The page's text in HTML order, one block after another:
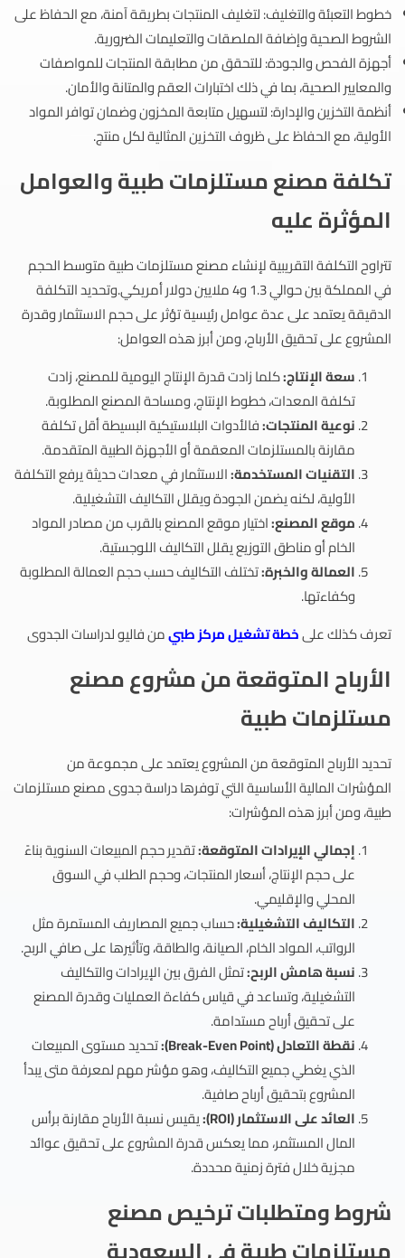
خطوط التعبئة والتغليف: لتغليف المنتجات بطريقة آمنة، مع الحفاظ على
الشروط الصحية وإضافة الملصقات والتعليمات الضرورية.
أجهزة الفحص والجودة: للتحقق من مطابقة المنتجات للمواصفات
والمعايير الصحية، بما في ذلك اختبارات العقم والمتانة والأمان.
أنظمة التخزين والإدارة: لتسهيل متابعة المخزون وضمان توافر المواد
الأولية، مع الحفاظ على ظروف التخزين المثالية لكل منتج.
تكلفة مصنع مستلزمات طبية والعوامل
المؤثرة عليه
تتراوح التكلفة التقريبية لإنشاء مصنع مستلزمات طبية متوسط الحجم
في المملكة بين حوالي 1.3 و4 ملايين دولار أمريكي.وتحديد التكلفة
الدقيقة يعتمد على عدة عوامل رئيسية تؤثر على حجم الاستثمار وقدرة
المشروع على تحقيق الأرباح، ومن أبرز هذه العوامل:
سعة الإنتاج:كلما زادت قدرة الإنتاج اليومية للمصنع، زادت
تكلفة المعدات، خطوط الإنتاج، ومساحة المصنع المطلوبة.
نوعية المنتجات:فالأدوات البلاستيكية البسيطة أقل تكلفة
مقارنة بالمستلزمات المعقمة أو الأجهزة الطبية المتقدمة.
التقنيات المستخدمة:الاستثمار في معدات حديثة يرفع التكلفة
الأولية، لكنه يضمن الجودة ويقلل التكاليف التشغيلية.
موقع المصنع:اختيار موقع المصنع بالقرب من مصادر المواد
الخام أو مناطق التوزيع يقلل التكاليف اللوجستية.
العمالة والخبرة:تختلف التكاليف حسب حجم العمالة المطلوبة
وكفاءتها.
تعرف كذلك علىخطة تشغيل مركز طبيمن فاليو لدراسات الجدوى
الأرباح المتوقعة من مشروع مصنع
مستلزمات طبية
تحديد الأرباح المتوقعة من المشروع يعتمد على مجموعة من
المؤشرات المالية الأساسية التي توفرها دراسة جدوى مصنع مستلزمات
طبية، ومن أبرز هذه المؤشرات:
إجمالي الإيرادات المتوقعة:تقدير حجم المبيعات السنوية بناءً
على حجم الإنتاج، أسعار المنتجات، وحجم الطلب في السوق
المحلي والإقليمي.
التكاليف التشغيلية:حساب جميع المصاريف المستمرة مثل
الرواتب، المواد الخام، الصيانة، والطاقة، وتأثيرها على صافي الربح.
نسبة هامش الربح:تمثل الفرق بين الإيرادات والتكاليف
التشغيلية، وتساعد في قياس كفاءة العمليات وقدرة المصنع
على تحقيق أرباح مستدامة.
نقطة التعادل (Break-Even Point):
تحديد مستوى المبيعات
الذي يغطي جميع التكاليف، وهو مؤشر مهم لمعرفة متى يبدأ
المشروع بتحقيق أرباح صافية.
العائد على الاستثمار (ROI):
يقيس نسبة الأرباح مقارنة برأس
المال المستثمر، مما يعكس قدرة المشروع على تحقيق عوائد
مجزية خلال فترة زمنية محددة.
شروط ومتطلبات ترخيص مصنع